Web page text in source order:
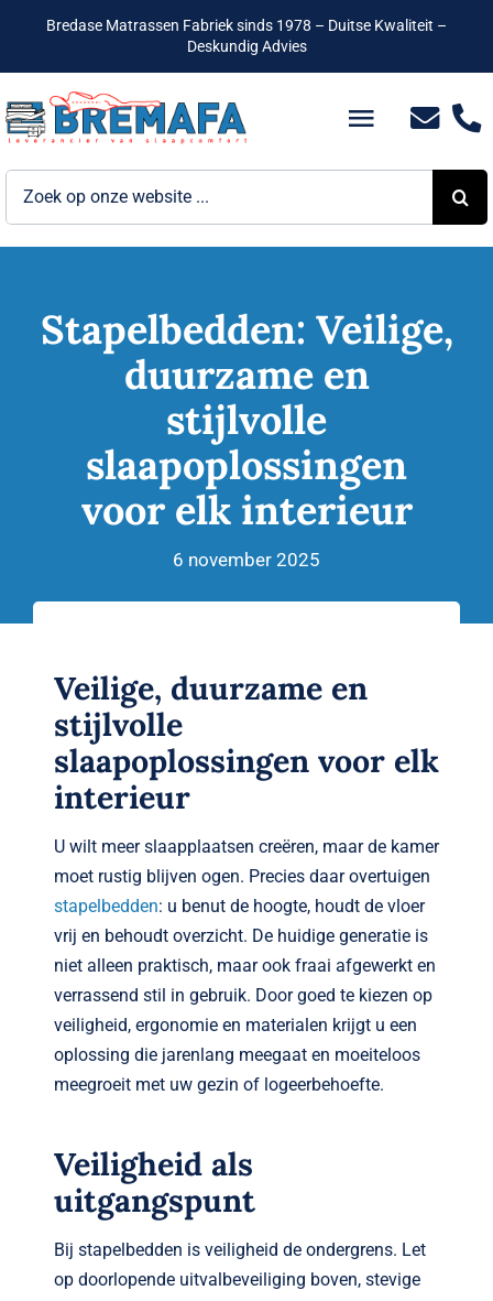
inhoud
Bredase Matrassen Fabriek sinds 1978 – Duitse Kwaliteit –
Deskundig Advies
Toggle
Bedden
Hotelbedden
Matrassen
Verwante artikelen
Nieuws
Contact
Stapelbedden: Veilige,
duurzame en
stijlvolle
slaapoplossingen
voor elk interieur
6 november 2025
Veilige, duurzame en
stijlvolle
slaapoplossingen voor elk
interieur
U wilt meer slaapplaatsen creëren, maar de kamer
moet rustig blijven ogen. Precies daar overtuigen
stapelbedden: u benut de hoogte, houdt de vloer
vrij en behoudt overzicht. De huidige generatie is
niet alleen praktisch, maar ook fraai afgewerkt en
verrassend stil in gebruik. Door goed te kiezen op
veiligheid, ergonomie en materialen krijgt u een
oplossing die jarenlang meegaat en moeiteloos
meegroeit met uw gezin of logeerbehoefte.
Veiligheid als
uitgangspunt
Bij stapelbedden is veiligheid de ondergrens. Let
op doorlopende uitvalbeveiliging boven, stevige